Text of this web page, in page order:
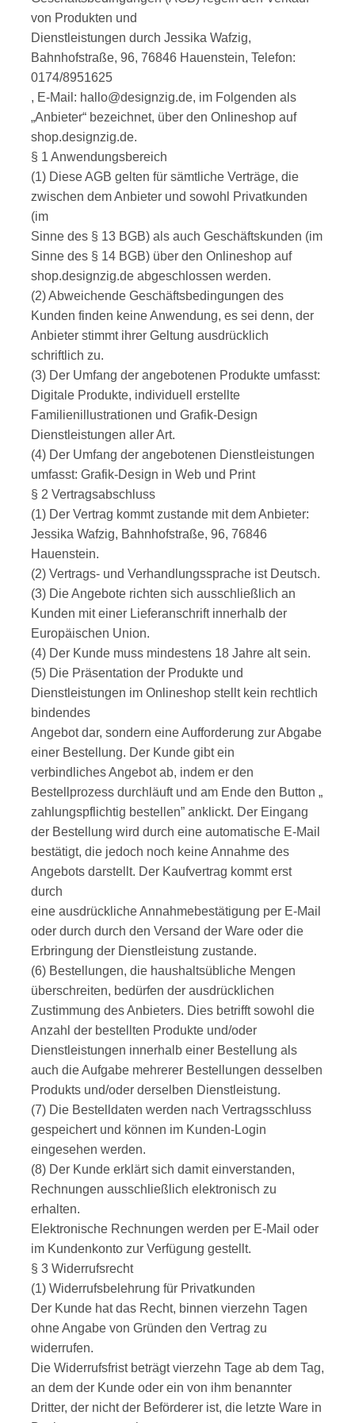
von Produkten und
Dienstleistungen durch Jessika Wafzig,
Bahnhofstraße, 96, 76846 Hauenstein, Telefon:
0174/8951625
, E-Mail: hallo@designzig.de, im Folgenden als
„Anbieter“ bezeichnet, über den Onlineshop auf
shop.designzig.de.
§ 1 Anwendungsbereich
(1) Diese AGB gelten für sämtliche Verträge, die
zwischen dem Anbieter und sowohl Privatkunden
(im
Sinne des § 13 BGB) als auch Geschäftskunden (im
Sinne des § 14 BGB) über den Onlineshop auf
shop.designzig.de abgeschlossen werden.
(2) Abweichende Geschäftsbedingungen des
Kunden finden keine Anwendung, es sei denn, der
Anbieter stimmt ihrer Geltung ausdrücklich
schriftlich zu.
(3) Der Umfang der angebotenen Produkte umfasst:
Digitale Produkte, individuell erstellte
Familienillustrationen und Grafik-Design
Dienstleistungen aller Art.
(4) Der Umfang der angebotenen Dienstleistungen
umfasst: Grafik-Design in Web und Print
§ 2 Vertragsabschluss
(1) Der Vertrag kommt zustande mit dem Anbieter:
Jessika Wafzig, Bahnhofstraße, 96, 76846
Hauenstein.
(2) Vertrags- und Verhandlungssprache ist Deutsch.
(3) Die Angebote richten sich ausschließlich an
Kunden mit einer Lieferanschrift innerhalb der
Europäischen Union.
(4) Der Kunde muss mindestens 18 Jahre alt sein.
(5) Die Präsentation der Produkte und
Dienstleistungen im Onlineshop stellt kein rechtlich
bindendes
Angebot dar, sondern eine Aufforderung zur Abgabe
einer Bestellung. Der Kunde gibt ein
verbindliches Angebot ab, indem er den
Bestellprozess durchläuft und am Ende den Button „
zahlungspflichtig bestellen” anklickt. Der Eingang
der Bestellung wird durch eine automatische E-Mail
bestätigt, die jedoch noch keine Annahme des
Angebots darstellt. Der Kaufvertrag kommt erst
durch
eine ausdrückliche Annahmebestätigung per E-Mail
oder durch durch den Versand der Ware oder die
Erbringung der Dienstleistung zustande.
(6) Bestellungen, die haushaltsübliche Mengen
überschreiten, bedürfen der ausdrücklichen
Zustimmung des Anbieters. Dies betrifft sowohl die
Anzahl der bestellten Produkte und/oder
Dienstleistungen innerhalb einer Bestellung als
auch die Aufgabe mehrerer Bestellungen desselben
Produkts und/oder derselben Dienstleistung.
(7) Die Bestelldaten werden nach Vertragsschluss
gespeichert und können im Kunden-Login
eingesehen werden.
(8) Der Kunde erklärt sich damit einverstanden,
Rechnungen ausschließlich elektronisch zu
erhalten.
Elektronische Rechnungen werden per E-Mail oder
im Kundenkonto zur Verfügung gestellt.
§ 3 Widerrufsrecht
(1) Widerrufsbelehrung für Privatkunden
Der Kunde hat das Recht, binnen vierzehn Tagen
ohne Angabe von Gründen den Vertrag zu
widerrufen.
Die Widerrufsfrist beträgt vierzehn Tage ab dem Tag,
an dem der Kunde oder ein von ihm benannter
Dritter, der nicht der Beförderer ist, die letzte Ware in